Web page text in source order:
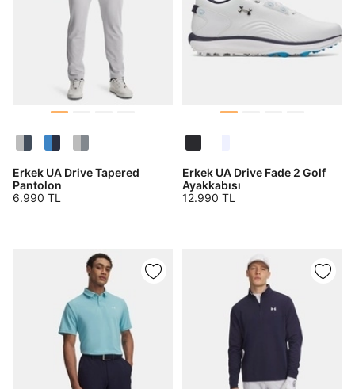
Erkek UA Drive Tapered
Pantolon
6.990 TL
Erkek UA Drive Fade 2 Golf
Ayakkabısı
12.990 TL
Aşağıdakileri okudum ve kabul ediyorum:
Kişisel verileriniz
Aydınlatma Metni,Hüküm ve Koşullar
uyarınca işlenecektir. Kişisel verilerimin Doğuş
Perakende Satış Giyim ve Aksesuar Ticaret A.Ş.
tarafından ticari elektronik ileti gönderilmesi amacıyla
işlenmesini kabul ediyorum.
Sms
Çağrı Merkezi / Arama
Kişisel verilerimin Doğuş Perakende Satış Giyim ve
verilerimin kişiselleştirilmiş reklamcılık faaliyeti
amacıyla işlenmesini kabul ediyorum.
Kimlik, iletişim ve müşteri işlem verilerimin alınan
internet sitesi altyapı hizmetlerinin sunucularının yurt
dışında bulunması sebebiyle yurt dışında mukim
Amazon Inc. ve Google LLC. ile paylaşılmasını kabul
ediyorum.